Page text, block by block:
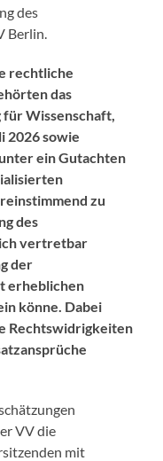
des
Berlin.
rechtliche
das
Wissenschaft,
2026 sowie
ein Gutachten
zu
des
vertretbar
der
erheblichen
könne. Dabei
Rechtswidrigkeiten
VV die
mit